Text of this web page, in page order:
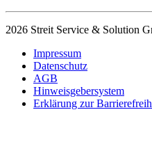
2026 Streit Service & Solution
Impressum
Datenschutz
AGB
Hinweisgebersystem
Erklärung zur